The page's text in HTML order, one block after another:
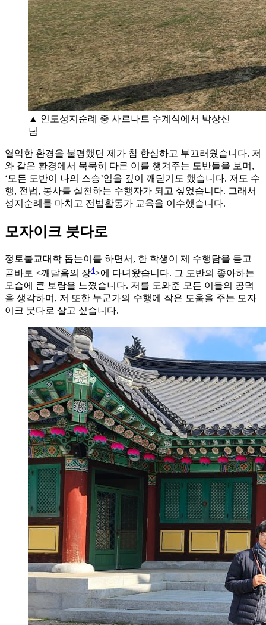
▲ 인도성지순례 중 사르나트 수계식에서 박상신
님
열악한 환경을 불평했던 제가 참 한심하고 부끄러웠습니다. 저
와 같은 환경에서 묵묵히 다른 이를 챙겨주는 도반들을 보며,
‘모든 도반이 나의 스승’임을 깊이 깨닫기도 했습니다. 저도 수
행, 전법, 봉사를 실천하는 수행자가 되고 싶었습니다. 그래서
성지순례를 마치고 전법활동가 교육을 이수했습니다.
모자이크 붓다로
정토불교대학 돕는이를 하면서, 한 학생이 제 수행담을 듣고
곧바로 <깨달음의 장4>에 다녀왔습니다. 그 도반의 좋아하는
모습에 큰 보람을 느꼈습니다. 저를 도와준 모든 이들의 공덕
을 생각하며, 저 또한 누군가의 수행에 작은 도움을 주는 모자
이크 붓다로 살고 싶습니다.